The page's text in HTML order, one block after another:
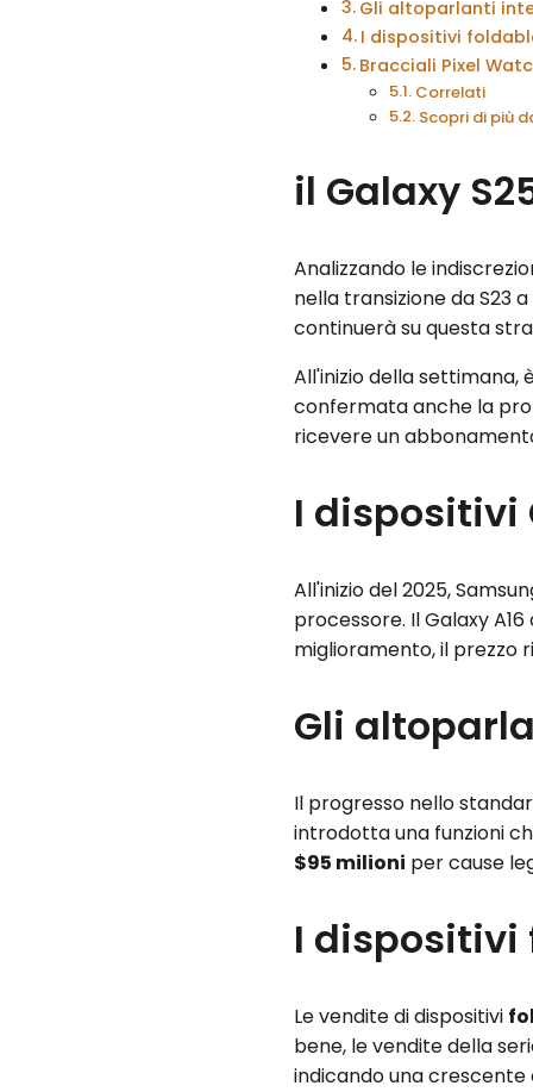
Gli altoparlanti
I dispositivi
Bracciali Pixel
Correlati
Scopri di più
il Galaxy
Analizzando le
nella transizione da S23
continuerà su questa
All'inizio della
confermata anche la
ricevere un
I dispositivi
All'inizio del 2025,
processore. Il Galaxy
miglioramento, il
Gli
Il progresso nello
introdotta una funzioni
$95 milioni per cause
I dispositivi
Le vendite di dispositivi
bene, le vendite della
indicando una